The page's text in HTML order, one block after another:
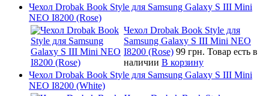
Чехол Drobak Book Style для Samsung Galaxy S III Mini
NEO I8200 (Rose)
Чехол Drobak Book Style для
Samsung Galaxy S III Mini NEO
I8200 (Rose) 99 грн. Товар есть в
наличии В корзину
Чехол Drobak Book Style для Samsung Galaxy S III Mini
NEO I8200 (White)